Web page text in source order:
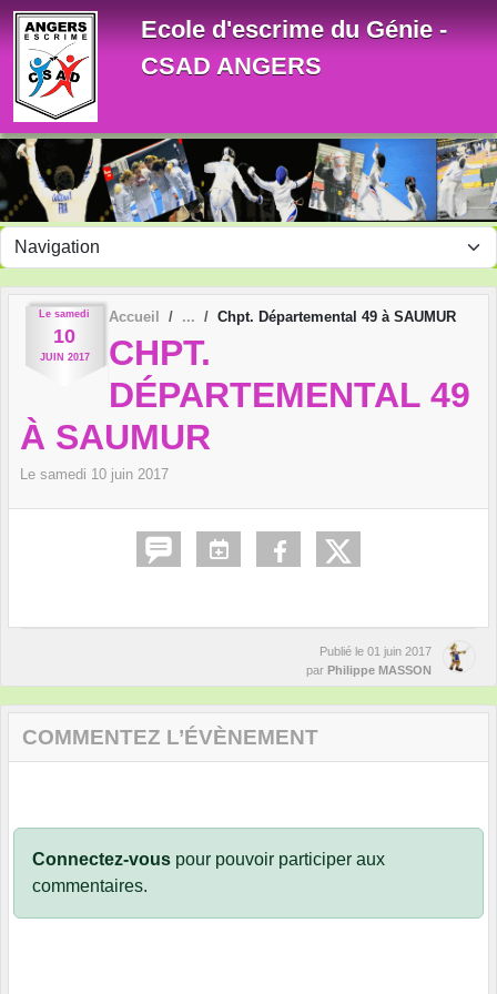
Ecole d'escrime du Génie -
CSAD ANGERS
Le samedi
10
JUIN 2017
Accueil Chpt. Départemental 49 à SAUMUR
CHPT.
DÉPARTEMENTAL 49
À SAUMUR
Le samedi 10 juin 2017
Publié le 01 juin 2017
par Philippe MASSON
COMMENTEZ L’ÉVÈNEMENT
Connectez-vous pour pouvoir participer aux
commentaires.
Panneau de gestion des cookies